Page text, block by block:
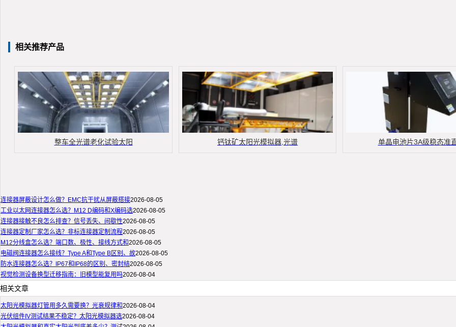
相关推荐产品
整车全光谱老化试验太阳 钙钛矿太阳光模拟器,光谱 单晶电池片3A级稳态准
连接器屏蔽设计怎么做？EMC抗干扰从屏蔽搭接2026-08-05
工业以太网连接器怎么选？M12 D编码和X编码选2026-08-05
连接器接触不良怎么排查？信号丢失、间歇性2026-08-05
连接器定制厂家怎么选？非标连接器定制流程2026-08-05
M12分线盒怎么选？端口数、极性、接线方式和2026-08-05
电磁阀连接器怎么接线？Type A和Type B区别、故2026-08-05
防水连接器怎么选？IP67和IP68的区别、密封结2026-08-05
视觉检测设备换型迁移指南：旧模型能复用吗2026-08-04
相关文章
太阳光模拟器灯管用多久需要换？光衰规律和2026-08-04
光伏组件IV测试结果不稳定？太阳光模拟器选2026-08-04